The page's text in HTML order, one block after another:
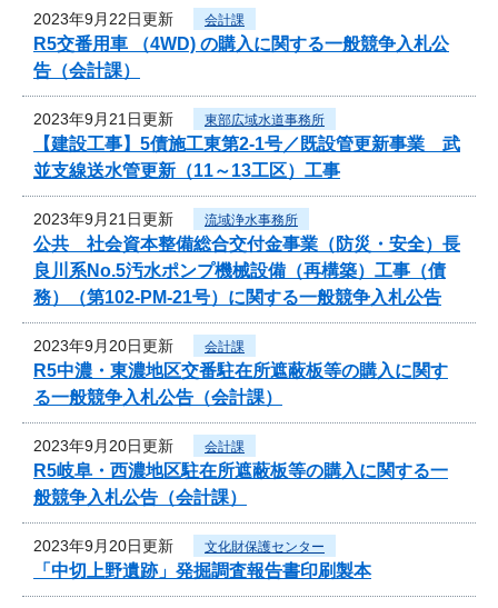
2023年9月22日更新 会計課
R5交番用車 （4WD) の購入に関する一般競争入札公
告（会計課）
2023年9月21日更新 東部広域水道事務所
【建設工事】5債施工東第2-1号／既設管更新事業 武
並支線送水管更新（11～13工区）工事
2023年9月21日更新 流域浄水事務所
公共 社会資本整備総合交付金事業（防災・安全）長
良川系No.5汚水ポンプ機械設備（再構築）工事（債
務）（第102-PM-21号）に関する一般競争入札公告
2023年9月20日更新 会計課
R5中濃・東濃地区交番駐在所遮蔽板等の購入に関す
る一般競争入札公告（会計課）
2023年9月20日更新 会計課
R5岐阜・西濃地区駐在所遮蔽板等の購入に関する一
般競争入札公告（会計課）
2023年9月20日更新 文化財保護センター
「中切上野遺跡」発掘調査報告書印刷製本